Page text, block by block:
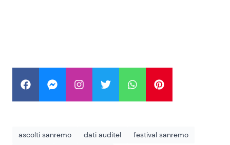
ascolti sanremo dati auditel
festival sanremo